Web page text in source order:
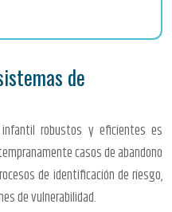
de
robustos y eficientes es
casos de abandono
de identificación de riesgo,
de vulnerabilidad.